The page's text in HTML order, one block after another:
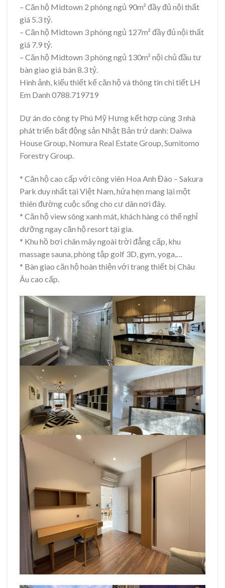
– Căn hộ Midtown 2 phòng ngủ 90m² đầy đủ nội thất
giá 5.3 tỷ.
– Căn hộ Midtown 3 phòng ngủ 127m² đầy đủ nội thất
giá 7.9 tỷ.
– Căn hộ Midtown 3 phòng ngủ 130m² nội chủ đầu tư
bàn giao giá bán 8.3 tỷ.
Hình ảnh, kiểu thiết kế căn hộ và thông tin chi tiết LH
Em Danh 0788.719719
Dự án do công ty Phú Mỹ Hưng kết hợp cùng 3 nhà
phát triển bất động sản Nhật Bản trứ danh: Daiwa
House Group, Nomura Real Estate Group, Sumitomo
Forestry Group.
* Căn hộ cao cấp với công viên Hoa Anh Đào – Sakura
Park duy nhất tại Việt Nam, hứa hẹn mang lại một
thiên đường cuộc sống cho cư dân nơi đây.
* Căn hộ view sông xanh mát, khách hàng có thể nghỉ
dưỡng ngay căn hộ resort tại gia.
* Khu hồ bơi chân mây ngoài trời đẳng cấp, khu
massage sauna, phòng tập golf 3D, gym, yoga,…
* Bàn giao căn hộ hoàn thiện với trang thiết bị Châu
Âu cao cấp.